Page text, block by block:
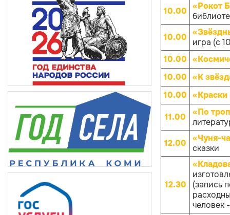
10.00 «Рокот
10.00
игра (с
10.00
10.00 «К
10.00
11.00
«По
12.00
«Чуня-
сказки
12.30
(запись
человек